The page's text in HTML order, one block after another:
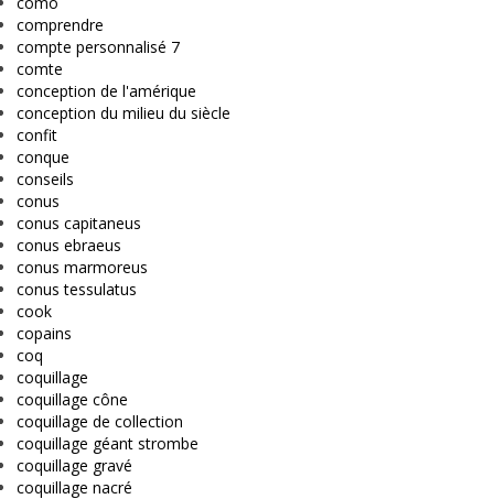
comprendre
compte personnalisé 7
comte
conception de l'amérique
conception du milieu du siècle
confit
conque
conseils
conus
conus capitaneus
conus ebraeus
conus marmoreus
conus tessulatus
cook
copains
coq
coquillage
coquillage cône
coquillage de collection
coquillage géant strombe
coquillage gravé
coquillage nacré